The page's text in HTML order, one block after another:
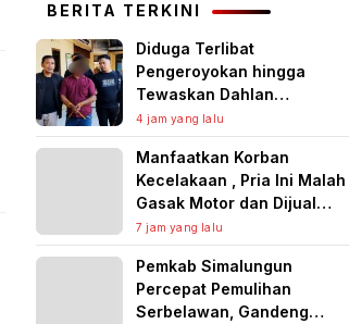
BERITA TERKINI
Diduga Terlibat
Pengeroyokan hingga
Tewaskan Dahlan
Panjaitan, Polres Asahan
Ringkus Seorang Pria
4 jam yang lalu
Manfaatkan Korban
Kecelakaan , Pria Ini Malah
Gasak Motor dan Dijual
untuk Narkoba serta Judi
Online
7 jam yang lalu
Pemkab Simalungun
Percepat Pemulihan
Serbelawan, Gandeng